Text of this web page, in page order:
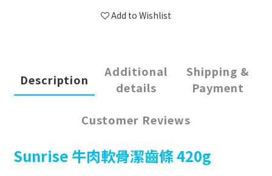
Add to Wishlist
Description
Additional
details
Shipping &
Payment
Customer Reviews
Sunrise 牛肉軟骨潔齒條 420g